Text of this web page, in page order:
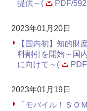
提供～(
PDF/
2023年01月20日
【国内初】知的財
料割引を開始～国
に向けて～(
2023年01月19日
「モバイル！ＳＯ